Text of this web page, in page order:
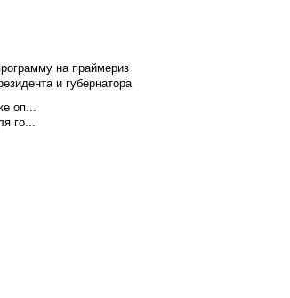
на праймериз
и губернатора
оп...
го...